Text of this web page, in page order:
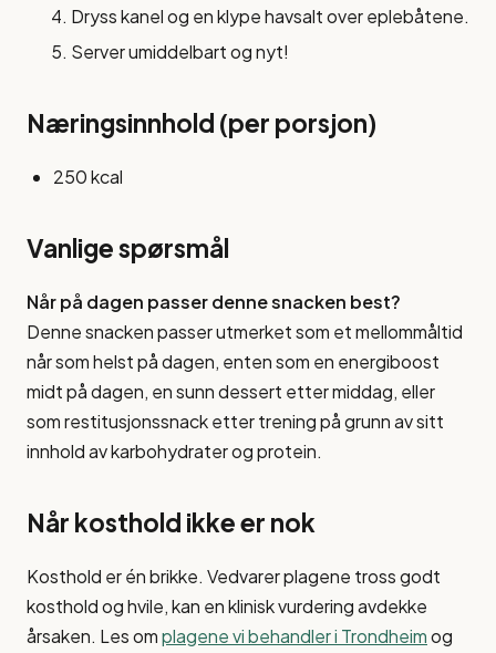
Dryss kanel og en klype havsalt over eplebåtene.
Server umiddelbart og nyt!
Næringsinnhold (per porsjon)
250 kcal
Vanlige spørsmål
Når på dagen passer denne snacken best?
Denne snacken passer utmerket som et mellommåltid
når som helst på dagen, enten som en energiboost
midt på dagen, en sunn dessert etter middag, eller
som restitusjonssnack etter trening på grunn av sitt
innhold av karbohydrater og protein.
Når kosthold ikke er nok
Kosthold er én brikke. Vedvarer plagene tross godt
kosthold og hvile, kan en klinisk vurdering avdekke
årsaken. Les omplagene vi behandler i Trondheimog